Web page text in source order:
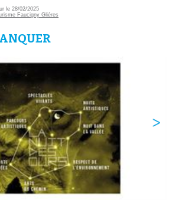
le 28/02/2025
Faucigny Glières